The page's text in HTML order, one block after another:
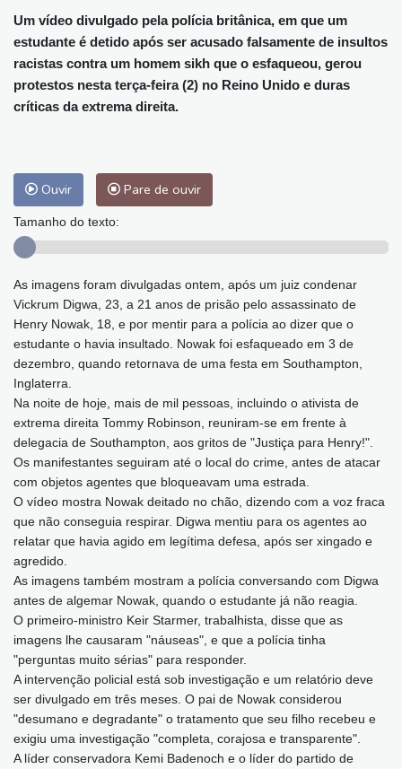
Um vídeo divulgado pela polícia britânica, em que um
estudante é detido após ser acusado falsamente de insultos
racistas contra um homem sikh que o esfaqueou, gerou
protestos nesta terça-feira (2) no Reino Unido e duras
críticas da extrema direita.
Ouvir Pare de ouvir
Tamanho do texto:
As imagens foram divulgadas ontem, após um juiz condenar
Vickrum Digwa, 23, a 21 anos de prisão pelo assassinato de
Henry Nowak, 18, e por mentir para a polícia ao dizer que o
estudante o havia insultado. Nowak foi esfaqueado em 3 de
dezembro, quando retornava de uma festa em Southampton,
Inglaterra.
Na noite de hoje, mais de mil pessoas, incluindo o ativista de
extrema direita Tommy Robinson, reuniram-se em frente à
delegacia de Southampton, aos gritos de "Justiça para Henry!".
Os manifestantes seguiram até o local do crime, antes de atacar
com objetos agentes que bloqueavam uma estrada.
O vídeo mostra Nowak deitado no chão, dizendo com a voz fraca
que não conseguia respirar. Digwa mentiu para os agentes ao
relatar que havia agido em legítima defesa, após ser xingado e
agredido.
As imagens também mostram a polícia conversando com Digwa
antes de algemar Nowak, quando o estudante já não reagia.
O primeiro-ministro Keir Starmer, trabalhista, disse que as
imagens lhe causaram "náuseas", e que a polícia tinha
"perguntas muito sérias" para responder.
A intervenção policial está sob investigação e um relatório deve
ser divulgado em três meses. O pai de Nowak considerou
"desumano e degradante" o tratamento que seu filho recebeu e
exigiu uma investigação "completa, corajosa e transparente".
A líder conservadora Kemi Badenoch e o líder do partido de